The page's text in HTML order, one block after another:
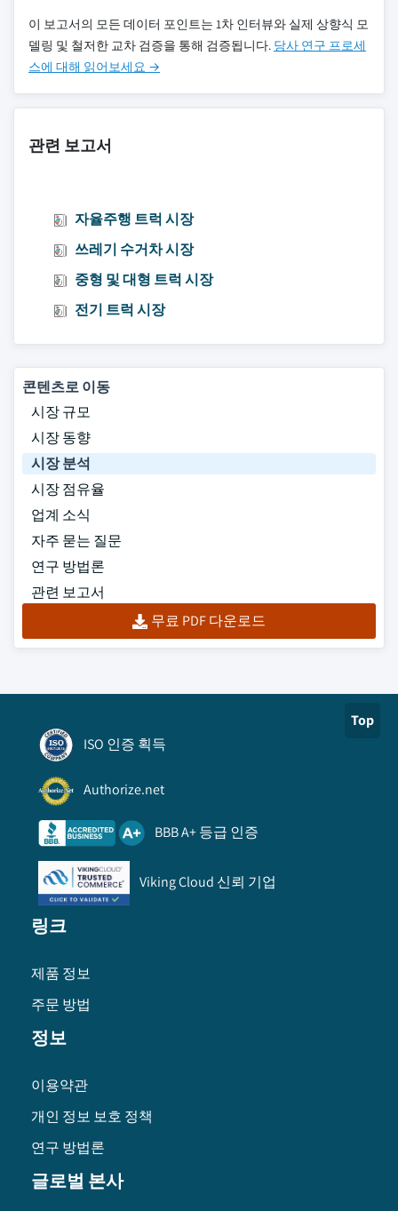
이 보고서의 모든 데이터 포인트는 1차 인터뷰와 실제 상향식 모
델링 및 철저한 교차 검증을 통해 검증됩니다. 당사 연구 프로세
스에 대해 읽어보세요 →
관련 보고서
자율주행 트럭 시장
쓰레기 수거차 시장
중형 및 대형 트럭 시장
전기 트럭 시장
콘텐츠로 이동
시장 규모
시장 동향
시장 분석
시장 점유율
업계 소식
자주 묻는 질문
연구 방법론
관련 보고서
무료 PDF 다운로드
Top
ISO 인증 획득
Authorize.net
BBB A+ 등급 인증
Viking Cloud 신뢰 기업
링크
제품 정보
주문 방법
정보
이용약관
개인 정보 보호 정책
연구 방법론
글로벌 본사